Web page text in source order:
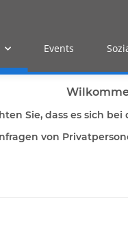
Events
Sie, dass es sich
von